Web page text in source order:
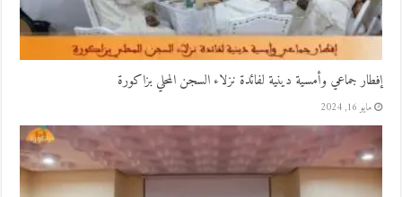
إفطار جماعي وأمسية دينية لفائدة نزلاء السجن المحلي بزاكورة
مايو 16, 2024